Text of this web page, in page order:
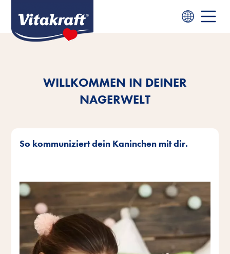
WILLKOMMEN IN DEINER
NAGERWELT
So kommuniziert dein Kaninchen mit dir.